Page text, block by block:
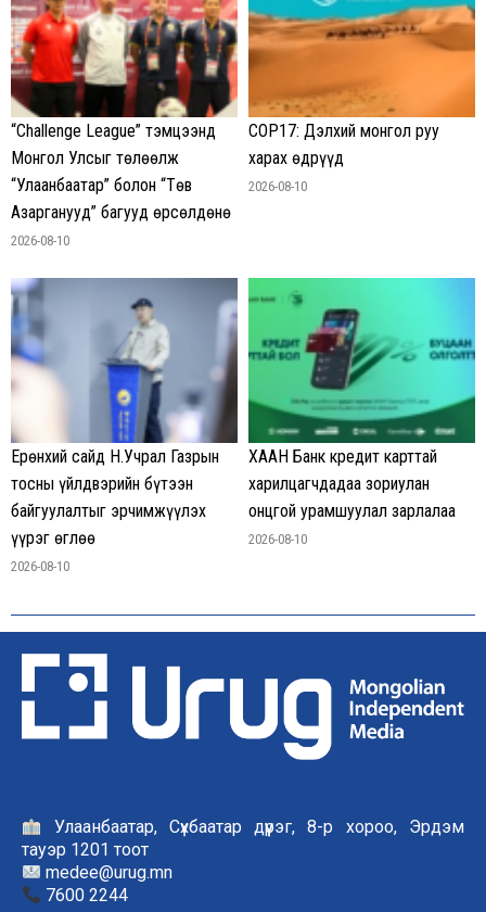
“Challenge League” тэмцээнд
Монгол Улсыг төлөөлж
“Улаанбаатар” болон “Төв
Азарганууд” багууд өрсөлдөнө
2026-08-10
COP17: Дэлхий монгол руу
харах өдрүүд
2026-08-10
Ерөнхий сайд Н.Учрал Газрын
тосны үйлдвэрийн бүтээн
байгуулалтыг эрчимжүүлэх
үүрэг өглөө
2026-08-10
ХААН Банк кредит карттай
харилцагчдадаа зориулан
онцгой урамшуулал зарлалаа
2026-08-10
Улаанбаатар, Сүхбаатар дүүрэг, 8-р хороо, Эрдэм
тауэр 1201 тоот
medee@urug.mn
7600 2244